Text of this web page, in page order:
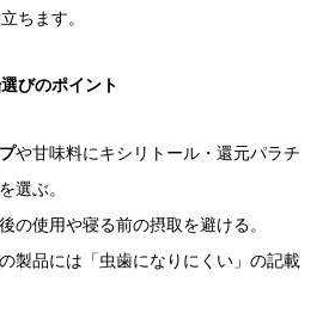
ちます。
びのポイント
や甘味料にキシリトール・還元パラチ
選ぶ。
の使用や寝る前の摂取を避ける。
製品には「虫歯になりにくい」の記載